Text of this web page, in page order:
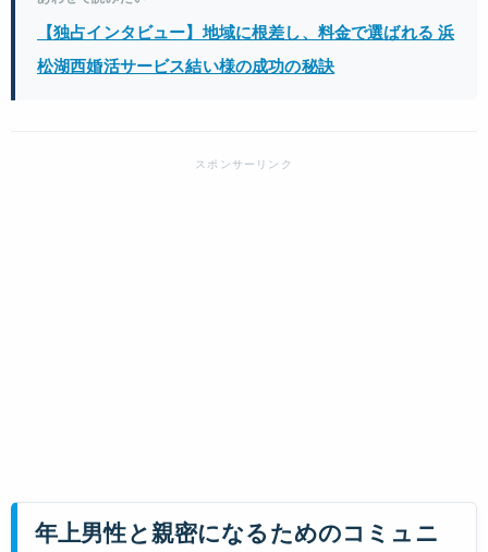
【独占インタビュー】地域に根差し、料金で選ばれる 浜
松湖西婚活サービス結い様の成功の秘訣
年上男性と親密になるためのコミュニ